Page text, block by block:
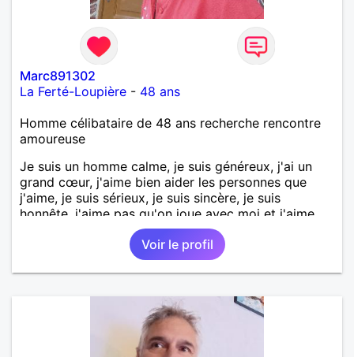
Marc891302
La Ferté-Loupière - 48 ans
Homme célibataire de 48 ans recherche rencontre
amoureuse
Je suis un homme calme, je suis généreux, j'ai un
grand cœur, j'aime bien aider les personnes que
j'aime, je suis sérieux, je suis sincère, je suis
honnête, j'aime pas qu'on joue avec moi et j'aime
pas les mensonges. Je cherche une relation
amoureuse et sérieuse.Voir le profil